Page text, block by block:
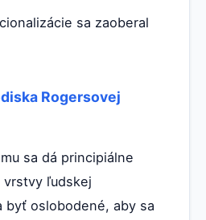
sa zaoberal
Rogersovej
sa dá principiálne
ľudskej
byť oslobodené, aby sa